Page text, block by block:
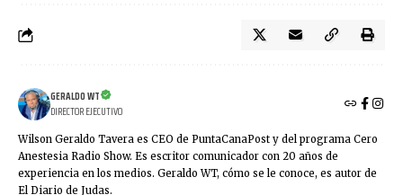
GERALDO WT
DIRECTOR EJECUTIVO
Wilson Geraldo Tavera es CEO de PuntaCanaPost y del programa Cero
Anestesia Radio Show. Es escritor comunicador con 20 años de
experiencia en los medios. Geraldo WT, cómo se le conoce, es autor de
El Diario de Judas.